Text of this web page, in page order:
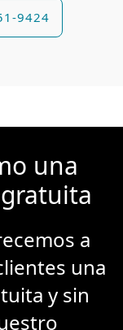
9424
una
a
una
y sin